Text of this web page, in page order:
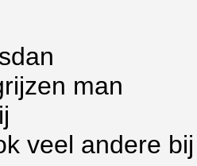
man
veel andere bij